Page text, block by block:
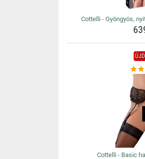
Cottelli - Gyöngyös,
Cottelli - Basic